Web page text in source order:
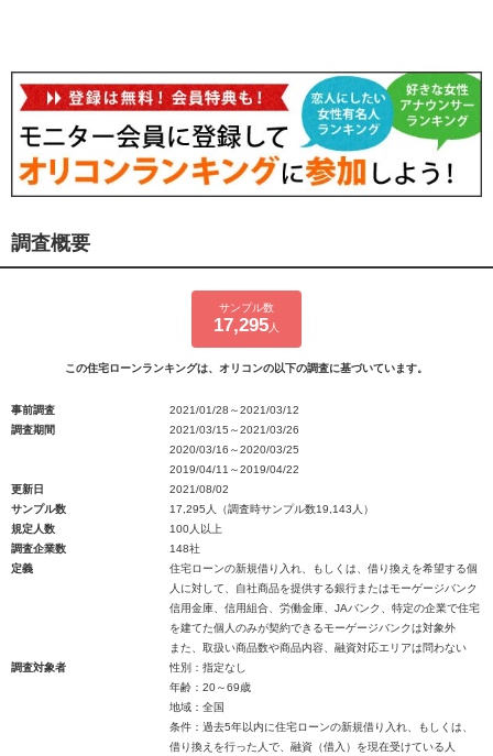
調査概要
サンプル数
17,295 人
この住宅ローンランキングは、オリコンの以下の調査に基づいています。
事前調査
2021/01/28～2021/03/12
調査期間
2021/03/15～2021/03/26
2020/03/16～2020/03/25
2019/04/11～2019/04/22
更新日
2021/08/02
サンプル数
17,295人（調査時サンプル数19,143人）
規定人数
100人以上
調査企業数
148社
定義
住宅ローンの新規借り入れ、もしくは、借り換えを希望する個
人に対して、自社商品を提供する銀行またはモーゲージバンク
信用金庫、信用組合、労働金庫、JAバンク、特定の企業で住宅
を建てた個人のみが契約できるモーゲージバンクは対象外
また、取扱い商品数や商品内容、融資対応エリアは問わない
調査対象者
性別：指定なし
年齢：20～69歳
地域：全国
条件：過去5年以内に住宅ローンの新規借り入れ、もしくは、
借り換えを行った人で、融資（借入）を現在受けている人